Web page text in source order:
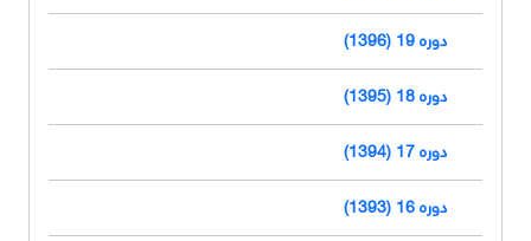
دوره 19 (1396)
دوره 18 (1395)
دوره 17 (1394)
دوره 16 (1393)